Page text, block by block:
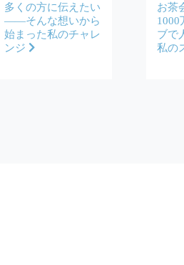
多くの方に伝えたい
——そんな想いから
始まった私のチャレ
ンジ
お茶
1000
ブで
私の